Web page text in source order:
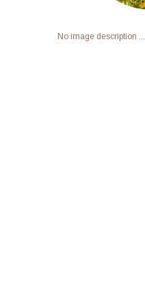
No image description ...